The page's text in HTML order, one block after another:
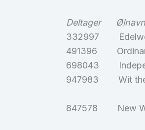
Deltager
332997
491396
698043
947983 Wit
847578